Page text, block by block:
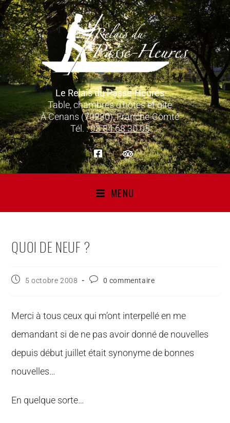
Le Relais du Passe-Heures
Table, chambres d’hôtes et gîte
À Cenans (70230), Franche-Comté
Tél. :03 84 68 30 05
MENU
QUOI DE NEUF ?
5 octobre 2008 0 commentaire
Merci à tous ceux qui m’ont interpellé en me
demandant si de ne pas avoir donné de nouvelles
depuis début juillet était synonyme de bonnes
nouvelles…
En quelque sorte…